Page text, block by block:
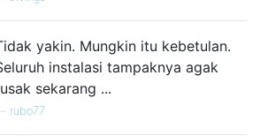
yakin. Mungkin itu kebetulan.
instalasi tampaknya agak
sekarang ...
rubo77